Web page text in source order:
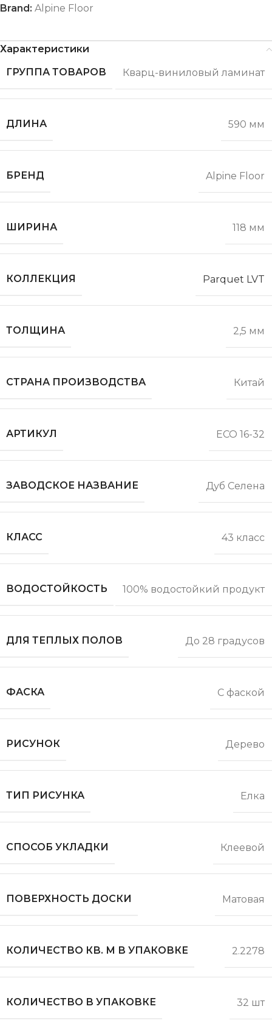
Brand: Alpine Floor
Характеристики
ГРУППА ТОВАРОВ
Кварц-виниловый ламинат
ДЛИНА 590 мм
БРЕНД Alpine Floor
ШИРИНА 118 мм
КОЛЛЕКЦИЯ Parquet LVT
ТОЛЩИНА 2,5 мм
СТРАНА ПРОИЗВОДСТВА Китай
АРТИКУЛ ECO 16-32
ЗАВОДСКОЕ НАЗВАНИЕ Дуб Селена
КЛАСС 43 класс
ВОДОСТОЙКОСТЬ 100% водостойкий продукт
ДЛЯ ТЕПЛЫХ ПОЛОВ До 28 градусов
ФАСКА С фаской
РИСУНОК Дерево
ТИП РИСУНКА Елка
СПОСОБ УКЛАДКИ Клеевой
ПОВЕРХНОСТЬ ДОСКИ Матовая
КОЛИЧЕСТВО КВ. М В УПАКОВКЕ 2.2278
КОЛИЧЕСТВО В УПАКОВКЕ 32 шт